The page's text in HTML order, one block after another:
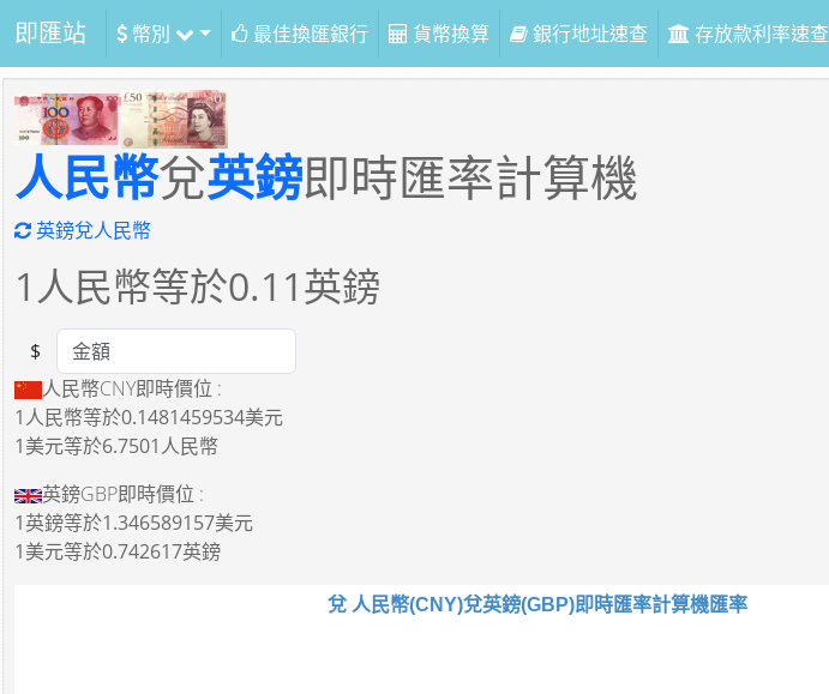
即匯站 幣別 最佳換匯銀行 貨幣換算 銀行地址速查 存放款利率速查
人民幣兌英鎊即時匯率計算機
英鎊兌人民幣
1人民幣等於0.11英鎊
Amount
$
人民幣CNY即時價位 :
1人民幣等於0.1481459534美元
1美元等於6.7501人民幣
英鎊GBP即時價位 :
1英鎊等於1.346589157美元
1美元等於0.742617英鎊
兌 人民幣(CNY)兌英鎊(GBP)即時匯率計算機匯率